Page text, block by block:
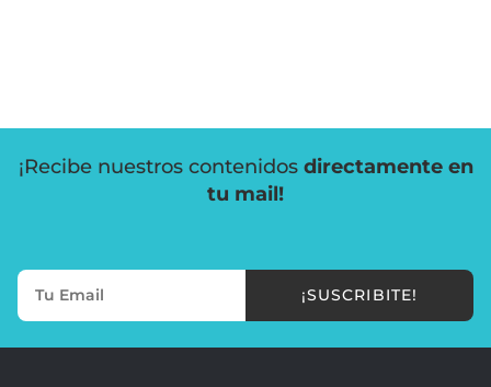
¡Recibe nuestros contenidos directamente en
tu mail!
¡SUSCRIBITE!